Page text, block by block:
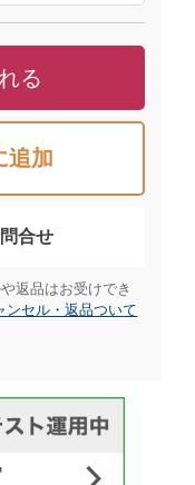
る
追加
合せ​
返品はお受けでき
ンセル・返品ついて